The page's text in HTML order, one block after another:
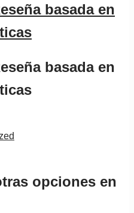
basada en
basada en
opciones en